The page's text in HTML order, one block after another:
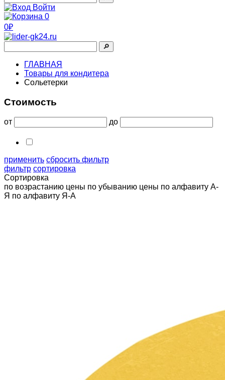
Войти
0
0₽
🔎︎
ГЛАВНАЯ
Товары для кондитера
Сольетерки
Стоимость
от до
применить сбросить фильтр
фильтр сортировка
Сортировка
по возрастанию цены по убыванию цены по алфавиту А-
Я по алфавиту Я-А